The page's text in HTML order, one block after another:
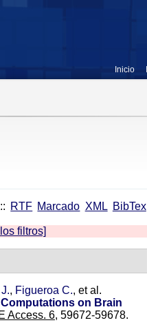
Inicio
RTF Marcado XML BibTex
filtros]
, Figueroa C., et al.
Computations on Brain
Access. 6, 59672-59678.